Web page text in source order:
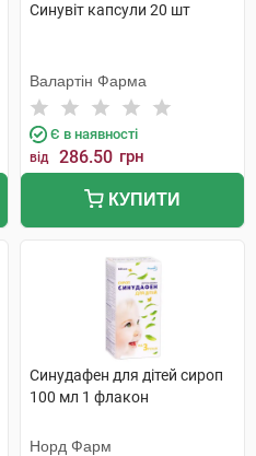
Синувіт капсули 20 шт
Валартін Фарма
Є в наявності
від 286.50 грн
КУПИТИ
Синудафен для дітей сироп
100 мл 1 флакон
Норд Фарм